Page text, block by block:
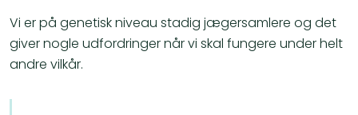
Vi er på genetisk niveau stadig jægersamlere og det
giver nogle udfordringer når vi skal fungere under helt
andre vilkår.